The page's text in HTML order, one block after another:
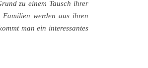
zu einem Tausch ihrer
werden aus ihren
man ein interessantes